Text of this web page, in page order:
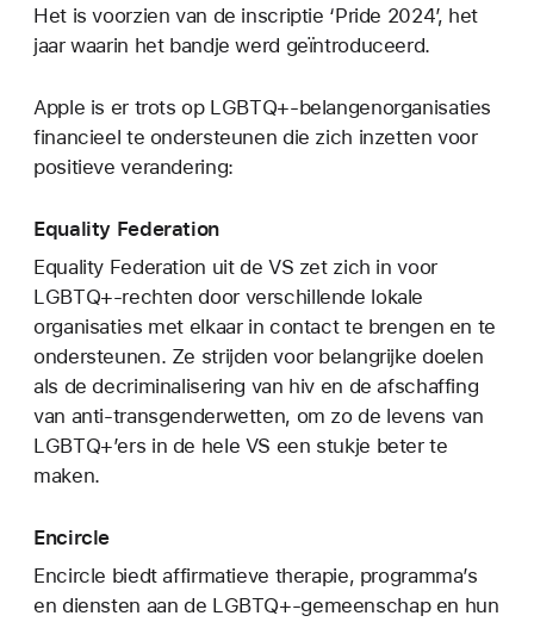
Het is voorzien van de inscriptie ‘Pride 2024’, het
jaar waarin het bandje werd geïntroduceerd.
Apple is er trots op LGBTQ+-belangenorganisaties
financieel te ondersteunen die zich inzetten voor
positieve verandering:
Equality Federation
Equality Federation uit de VS zet zich in voor
LGBTQ+-rechten door verschillende lokale
organisaties met elkaar in contact te brengen en te
ondersteunen. Ze strijden voor belangrijke doelen
als de decriminalisering van hiv en de afschaffing
van anti-transgenderwetten, om zo de levens van
LGBTQ+’ers in de hele VS een stukje beter te
maken.
Encircle
Encircle biedt affirmatieve therapie, programma’s
en diensten aan de LGBTQ+-gemeenschap en hun